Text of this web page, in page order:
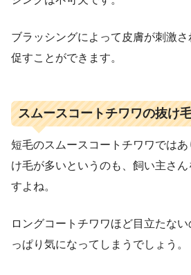
ブラッシングによって皮膚が刺激
促すことができます。
スムースコートチワワの抜け
短毛のスムースコートチワワでは
け毛が多いというのも、飼い主さ
すよね。
ロングコートチワワほど目立たな
っぱり気になってしまうでしょう。